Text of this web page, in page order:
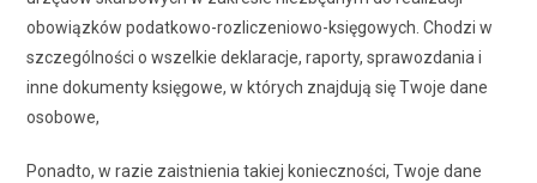
obowiązków podatkowo-rozliczeniowo-księgowych. Chodzi w
szczególności o wszelkie deklaracje, raporty, sprawozdania i
inne dokumenty księgowe, w których znajdują się Twoje dane
osobowe,
Ponadto, w razie zaistnienia takiej konieczności, Twoje dane